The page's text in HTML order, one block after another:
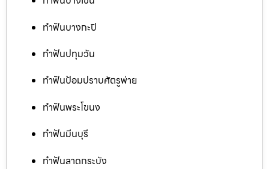
ทำฟันบางกะปิ
ทำฟันปทุมวัน
ทำฟันป้อมปราบศัตรูพ่าย
ทำฟันพระโขนง
ทำฟันมีนบุรี
ทำฟันลาดกระบัง